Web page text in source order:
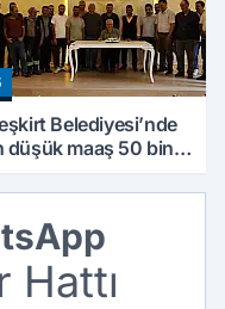
Belediyesi’nde
düşük maaş 50 bin
Hattı